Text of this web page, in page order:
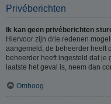
Privéberichten
Ik kan geen privéberichten
Hiervoor zijn drie redenen
aangemeld, de beheerder heeft
beheerder heeft ingesteld dat je
laatste het geval is, neem dan
Omhoog